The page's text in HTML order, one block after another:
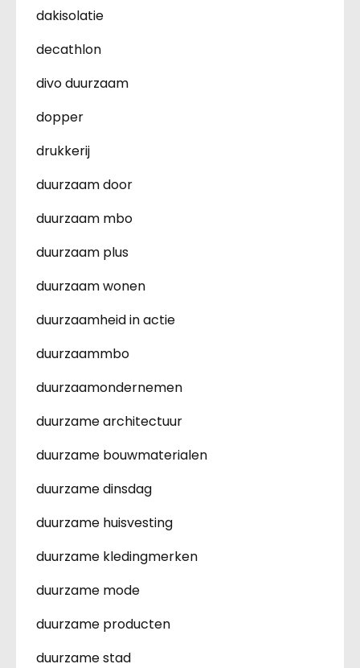
dakisolatie
decathlon
divo duurzaam
dopper
drukkerij
duurzaam door
duurzaam mbo
duurzaam plus
duurzaam wonen
duurzaamheid in actie
duurzaammbo
duurzaamondernemen
duurzame architectuur
duurzame bouwmaterialen
duurzame dinsdag
duurzame huisvesting
duurzame kledingmerken
duurzame mode
duurzame producten
duurzame stad